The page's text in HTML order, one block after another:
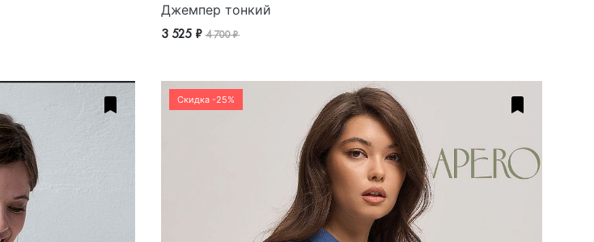
Джемпер тонкий
3 525 ₽4 700 ₽
Скидка -25%